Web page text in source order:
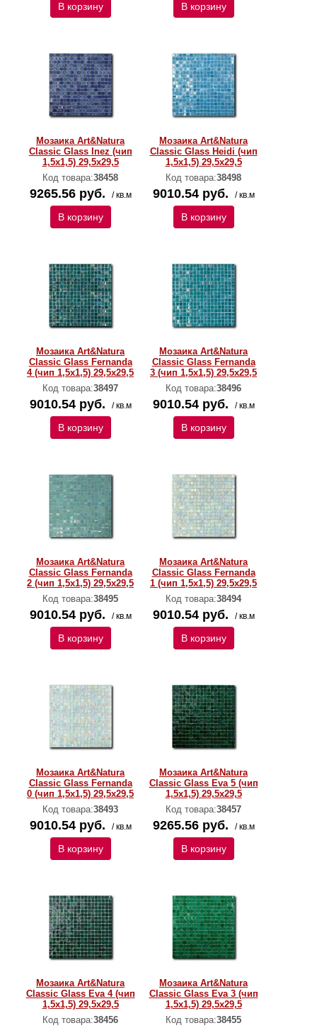
В корзину В корзину
Мозаика Art&Natura
Classic Glass Inez (чип
1,5х1,5) 29,5x29,5
Код товара:38458
9265.56 руб. / кв.м
В корзину
Мозаика Art&Natura
Classic Glass Heidi (чип
1,5х1,5) 29,5x29,5
Код товара:38498
9010.54 руб. / кв.м
В корзину
Мозаика Art&Natura
Classic Glass Fernanda
4 (чип 1,5х1,5) 29,5x29,5
Код товара:38497
9010.54 руб. / кв.м
В корзину
Мозаика Art&Natura
Classic Glass Fernanda
3 (чип 1,5х1,5) 29,5x29,5
Код товара:38496
9010.54 руб. / кв.м
В корзину
Мозаика Art&Natura
Classic Glass Fernanda
2 (чип 1,5х1,5) 29,5x29,5
Код товара:38495
9010.54 руб. / кв.м
В корзину
Мозаика Art&Natura
Classic Glass Fernanda
1 (чип 1,5х1,5) 29,5x29,5
Код товара:38494
9010.54 руб. / кв.м
В корзину
Мозаика Art&Natura
Classic Glass Fernanda
0 (чип 1,5х1,5) 29,5x29,5
Код товара:38493
9010.54 руб. / кв.м
В корзину
Мозаика Art&Natura
Classic Glass Eva 5 (чип
1,5х1,5) 29,5x29,5
Код товара:38457
9265.56 руб. / кв.м
В корзину
Мозаика Art&Natura
Classic Glass Eva 4 (чип
1,5х1,5) 29,5x29,5
Код товара:38456
Мозаика Art&Natura
Classic Glass Eva 3 (чип
1,5х1,5) 29,5x29,5
Код товара:38455